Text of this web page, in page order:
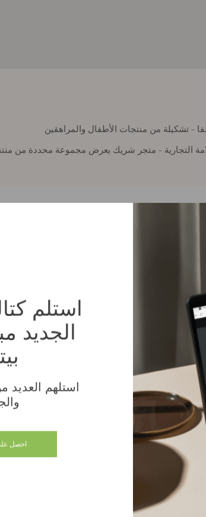
- تشكيلة من منتجات الأطفال والمراهقين
التجارية - متجر شريك يعرض مجموعة محددة من
مقاطعات وأقاليم ما وراء البحار
الجديد
استلهم العديد
احصل